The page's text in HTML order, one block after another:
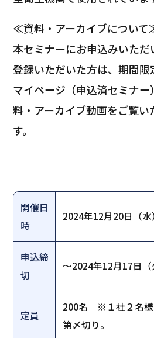
≪資料・アーカイブについ
本セミナーにお申込みいた
登録いただいた方は、期間限
マイページ（申込済セミナ
料・アーカイブ動画をご覧
す。
開催日
時
2024年12月20日（
申込締
切
～2024年12月17日
定員
200名 ※１社２名様
第〆切り。